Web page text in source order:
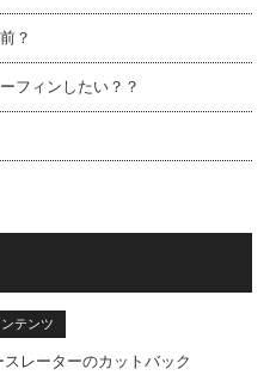
？
フィンしたい？？
テンツ
レーターのカットバック